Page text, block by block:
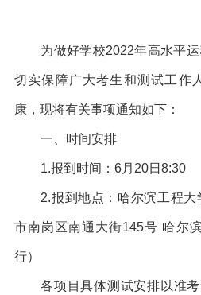
为做好学校2022年高水平
切实保障广大考生和测试工作
康，现将有关事项通知如下：
一、时间安排
1.报到时间：6月20日8:30
2.报到地点：哈尔滨工程
市南岗区南通大街145号 哈尔
行）
各项目具体测试安排以准